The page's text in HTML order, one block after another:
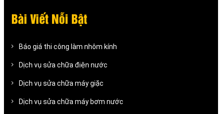
Bài Viết Nỗi Bật
Báo giá thi công làm nhôm kính
Dịch vụ sửa chữa điện nước
Dịch vụ sửa chữa máy giặc
Dịch vụ sửa chữa máy bơm nước